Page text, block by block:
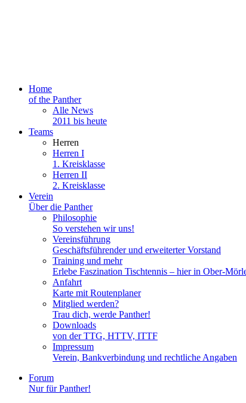
Home
of the Panther
Alle News
2011 bis heute
Teams
Herren
Herren I
1. Kreisklasse
Herren II
2. Kreisklasse
Verein
Über die Panther
Philosophie
So verstehen wir uns!
Vereinsführung
Geschäftsführender und erweiterter Vorstand
Training und mehr
Erlebe Faszination Tischtennis – hier in Ober-
Anfahrt
Karte mit Routenplaner
Mitglied werden?
Trau dich, werde Panther!
Downloads
von der TTG, HTTV, ITTF
Impressum
Verein, Bankverbindung und rechtliche Angaben
Forum
Nur für Panther!